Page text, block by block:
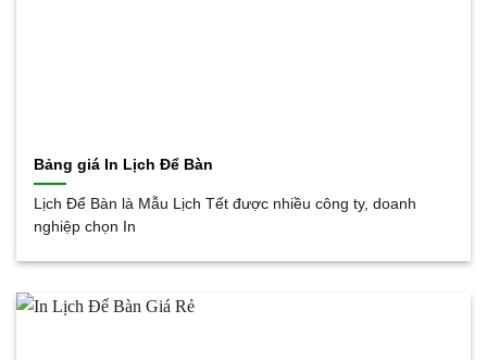
Bảng giá In Lịch Để Bàn
Lịch Để Bàn là Mẫu Lịch Tết được nhiều công ty, doanh
nghiệp chọn In